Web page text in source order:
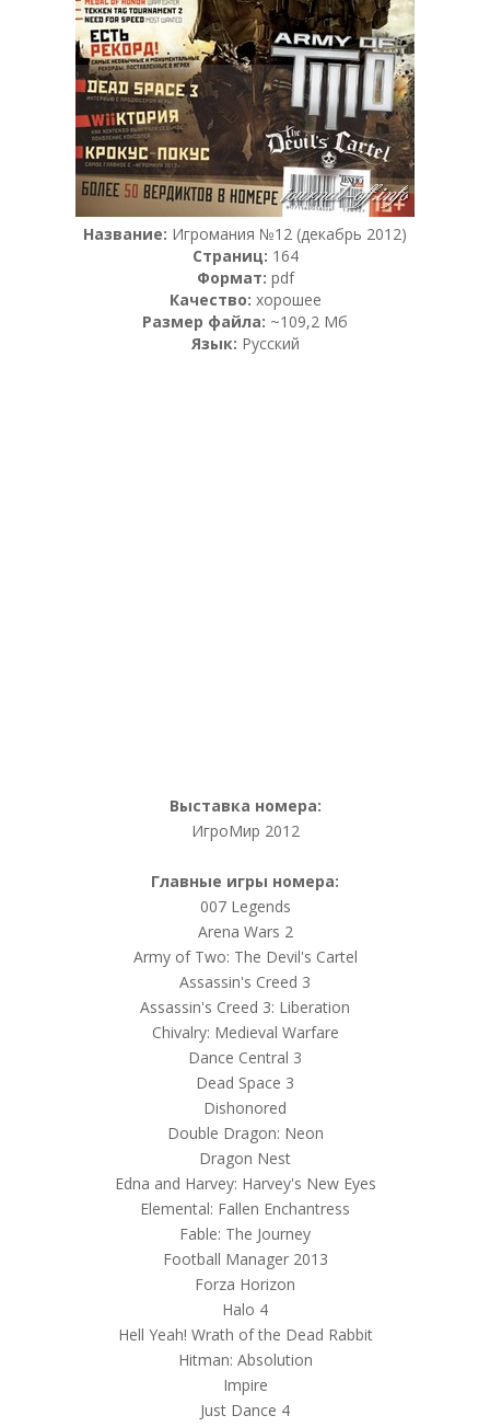
Название: Игромания №12 (декабрь 2012)
Страниц: 164
Формат: pdf
Качество: хорошее
Размер файла: ~109,2 Мб
Язык: Русский
Выставка номера:
ИгроМир 2012
Главные игры номера:
007 Legends
Arena Wars 2
Army of Two: The Devil's Cartel
Assassin's Creed 3
Assassin's Creed 3: Liberation
Chivalry: Medieval Warfare
Dance Central 3
Dead Space 3
Dishonored
Double Dragon: Neon
Dragon Nest
Edna and Harvey: Harvey's New Eyes
Elemental: Fallen Enchantress
Fable: The Journey
Football Manager 2013
Forza Horizon
Halo 4
Hell Yeah! Wrath of the Dead Rabbit
Hitman: Absolution
Impire
Just Dance 4